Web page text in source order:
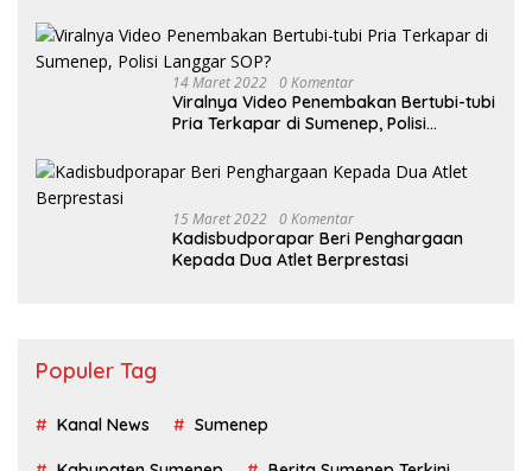
14 Maret 2022 0 Komentar
Viralnya Video Penembakan Bertubi-tubi
Pria Terkapar di Sumenep, Polisi
15 Maret 2022 0 Komentar
Kadisbudporapar Beri Penghargaan
Kepada Dua Atlet Berprestasi
Populer Tag
Kanal News Sumenep